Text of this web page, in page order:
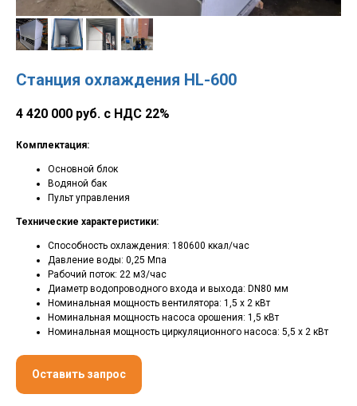
Станция охлаждения HL-600
4 420 000 руб. с НДС 22%
Комплектация:
Основной блок
Водяной бак
Пульт управления
Технические характеристики:
Способность охлаждения: 180600 ккал/час
Давление воды: 0,25 Мпа
Рабочий поток: 22 м3/час
Диаметр водопроводного входа и выхода: DN80 мм
Номинальная мощность вентилятора: 1,5 х 2 кВт
Номинальная мощность насоса орошения: 1,5 кВт
Номинальная мощность циркуляционного насоса: 5,5 х 2 кВт
Оставить запрос